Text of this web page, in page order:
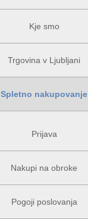
Kje smo
Trgovina v Ljubljani
Spletno nakupovanje
Prijava
Nakupi na obroke
Pogoji poslovanja